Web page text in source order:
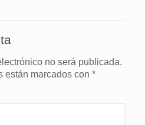
no será publicada.
están marcados con *